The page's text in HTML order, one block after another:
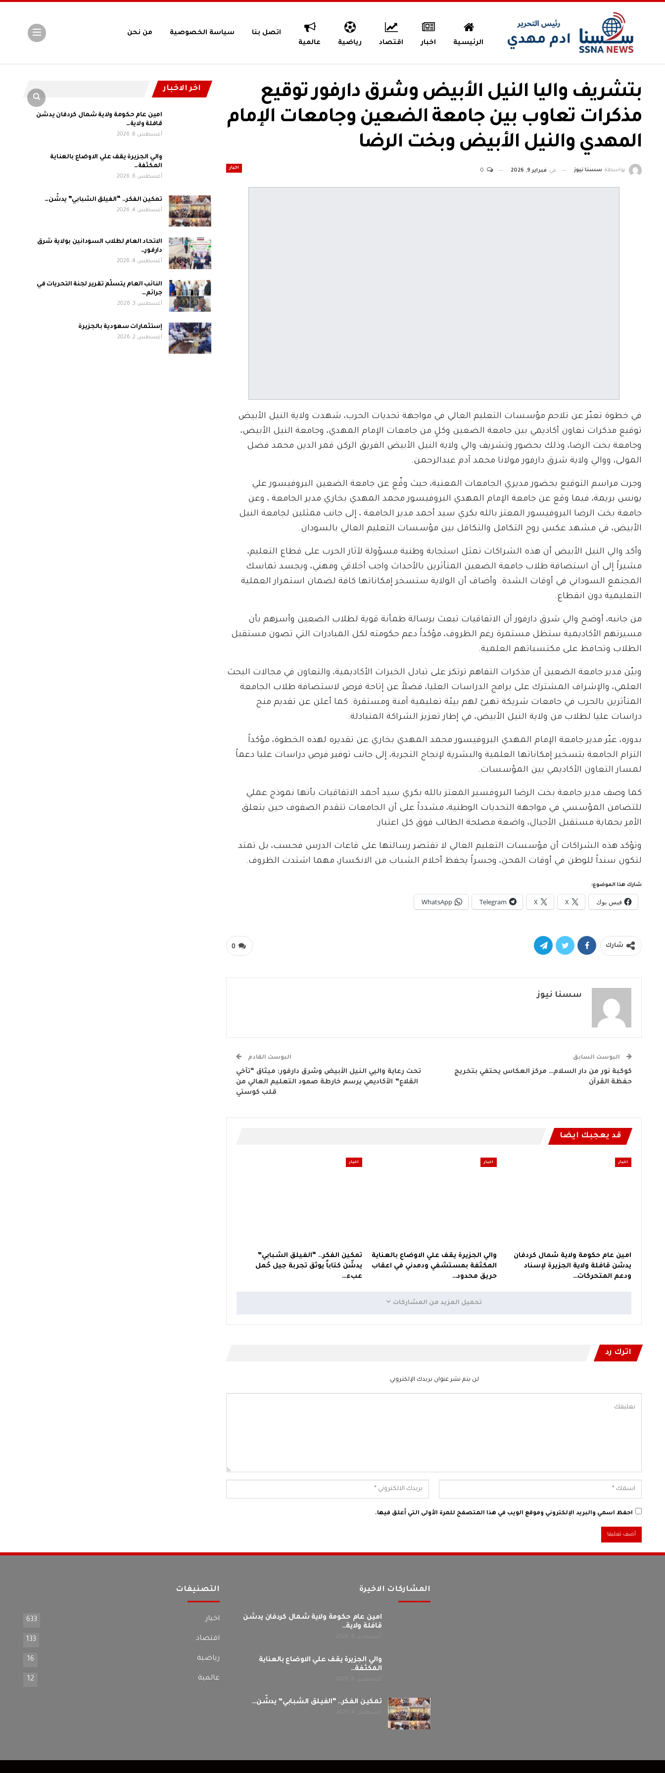
الرئيسية اخبار اقتصاد رياضية عالمية
اتصل بنا سياسة الخصوصية من نحن
بتشريف واليا النيل الأبيض وشرق دارفور توقيع
مذكرات تعاوب بين جامعة الضعين وجامعات الإمام
المهدي والنيل الأبيض وبخت الرضا
اخبار بواسطة سسنا نيوز في فبراير 9, 2026
في خطوة تعبّر عن تلاحم مؤسسات التعليم العالي في مواجهة تحديات الحرب، شهدت ولاية النيل الأبيض
توقيع مذكرات تعاون أكاديمي بين جامعة الضعين وكلٍ من جامعات الإمام المهدي، وجامعة النيل الأبيض،
وجامعة بخت الرضا، وذلك بحضور وتشريف والي ولاية النيل الأبيض الفريق الركن قمر الدين محمد فضل
المولى، ووالي ولاية شرق دارفور مولانا محمد آدم عبدالرحمن.
وجرت مراسم التوقيع بحضور مديري الجامعات المعنية، حيث وقّع عن جامعة الضعين البروفيسور علي
يونس بريمة، فيما وقع عن جامعة الإمام المهدي البروفيسور محمد المهدي بخاري مدير الجامعة ، وعن
جامعة بخت الرضا البروفيسور المعتز بالله بكري سيد أحمد مدير الجامعة ، إلى جانب ممثلين لجامعة النيل
الأبيض، في مشهد عكس روح التكامل والتكافل بين مؤسسات التعليم العالي بالسودان.
وأكد والي النيل الأبيض أن هذه الشراكات تمثل استجابة وطنية مسؤولة لآثار الحرب على قطاع التعليم،
مشيراً إلى أن استضافة طلاب جامعة الضعين المتأثرين بالأحداث واجب أخلاقي ومهني، ويجسد تماسك
المجتمع السوداني في أوقات الشدة. وأضاف أن الولاية ستسخر إمكاناتها كافة لضمان استمرار العملية
التعليمية دون انقطاع.
من جانبه، أوضح والي شرق دارفور أن الاتفاقيات تبعث برسالة طمأنة قوية لطلاب الضعين وأسرهم بأن
مسيرتهم الأكاديمية ستظل مستمرة رغم الظروف، مؤكداً دعم حكومته لكل المبادرات التي تصون مستقبل
الطلاب وتحافظ على مكتسباتهم العلمية.
وبيّن مدير جامعة الضعين أن مذكرات التفاهم ترتكز على تبادل الخبرات الأكاديمية، والتعاون في مجالات البحث
العلمي، والإشراف المشترك على برامج الدراسات العليا، فضلاً عن إتاحة فرص لاستضافة طلاب الجامعة
المتأثرين بالحرب في جامعات شريكة تهيئ لهم بيئة تعليمية آمنة ومستقرة. كما أعلن عن تقديم منح
دراسات عليا لطلاب من ولاية النيل الأبيض، في إطار تعزيز الشراكة المتبادلة.
بدوره، عبّر مدير جامعة الإمام المهدي البروفيسور محمد المهدي بخاري عن تقديره لهذه الخطوة، مؤكداً
التزام الجامعة بتسخير إمكاناتها العلمية والبشرية لإنجاح التجربة، إلى جانب توفير فرص دراسات عليا دعماً
لمسار التعاون الأكاديمي بين المؤسسات.
كما وصف مدير جامعة بخت الرضا البروفسير المعتز بالله بكري سيد أحمد الاتفاقيات بأنها نموذج عملي
للتضامن المؤسسي في مواجهة التحديات الوطنية، مشدداً على أن الجامعات تتقدم الصفوف حين يتعلق
الأمر بحماية مستقبل الأجيال، واضعة مصلحة الطالب فوق كل اعتبار.
وتؤكد هذه الشراكات أن مؤسسات التعليم العالي لا تقتصر رسالتها على قاعات الدرس فحسب، بل تمتد
لتكون سنداً للوطن في أوقات المحن، وجسراً يحفظ أحلام الشباب من الانكسار، مهما اشتدت الظروف.
شارك هذا الموضوع:
فيس بوك X
X
Telegram
WhatsApp
0 شارك
سسنا نيوز
البوست السابق
كوكبة نور من دار السلام… مركز العكاس يحتفي بتخريج
حفظة القرآن
البوست القادم
تحت رعاية واليي النيل الأبيض وشرق دارفور: ميثاق “تآخي
القلاع” الأكاديمي يرسم خارطة صمود التعليم العالي من
قلب كوستي
قد يعجبك ايضا
اخبار
امين عام حكومة ولاية شمال كردفان
يدشن قافلة ولاية الجزيرة لإسناد
ودعم المتحركات…
اخبار
والي الجزيرة يقف علي الاوضاع بالعناية
المكثفة بمستشفي ودمدني في اعقاب
حريق محدود…
اخبار
تمكين الفكر.. “الفيلق الشبابي”
يدشّن كتاباً يوثق تجربة جيل حُمل
عبء…
تحميل المزيد من المشاركات
اترك رد
لن يتم نشر عنوان بريدك الإلكتروني.
احفظ اسمي والبريد الإلكتروني وموقع الويب في هذا المتصفح للمرة الأولى التي أعلق فيها.
اخر الاخبار
امين عام حكومة ولاية شمال كردفان يدشن
قافلة ولاية…
أغسطس 6, 2026
والي الجزيرة يقف علي الاوضاع بالعناية
المكثفة…
أغسطس 6, 2026
تمكين الفكر.. “الفيلق الشبابي” يدشّن…
أغسطس 4, 2026
الاتحاد العام لطلاب السودانين بولاية شرق
دارفور…
أغسطس 4, 2026
النائب العام يتسلّم تقرير لجنة التحريات في
جرائم…
أغسطس 3, 2026
إستثمارات سعودية بالجزيرة
أغسطس 2, 2026
المشاركات الاخيرة
امين عام حكومة ولاية شمال كردفان يدشن
قافلة ولاية…
والي الجزيرة يقف علي الاوضاع بالعناية
المكثفة…
تمكين الفكر.. “الفيلق الشبابي” يدشّن…
التصنيفات
اخبار 633
اقتصاد 133
رياضية 16
عالمية 12